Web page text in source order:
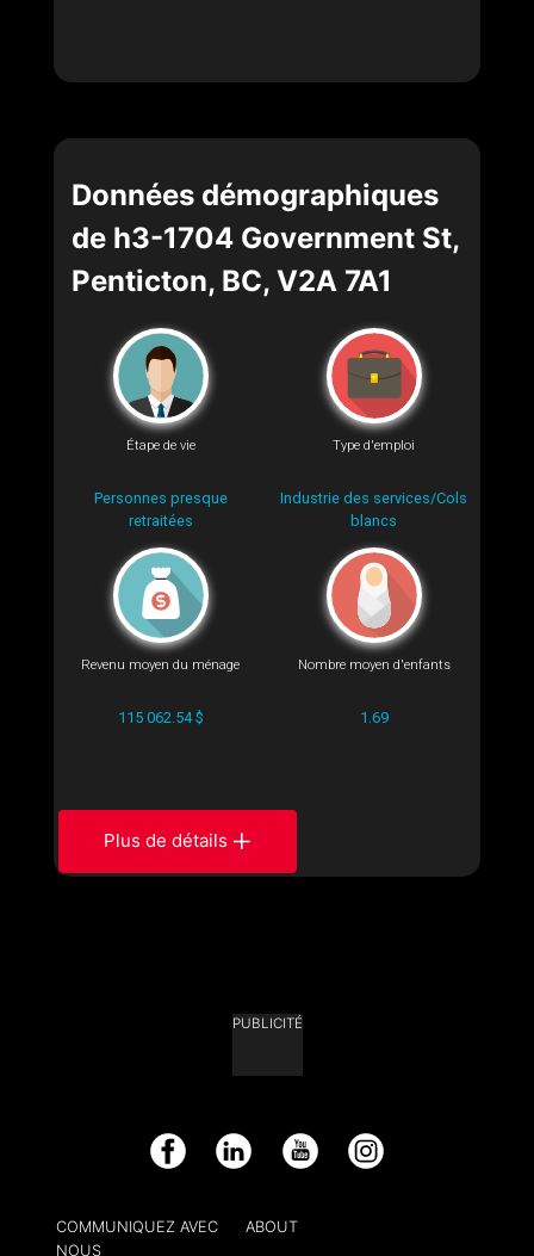
Données démographiques
de h3-1704 Government St,
Penticton, BC, V2A 7A1
Étape de vie
Personnes presque
retraitées
Type d'emploi
Industrie des services/Cols
blancs
Revenu moyen du ménage
115 062.54 $
Nombre moyen d'enfants
1.69
Plus de détails
PUBLICITÉ
Facebook LinkedIn YouTube Instagram
COMMUNIQUEZ AVEC
NOUS
ABOUT